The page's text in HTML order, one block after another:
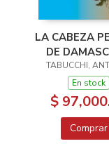
LA CABEZA
DE
TABUCCHI,
En stock
$
Comprar